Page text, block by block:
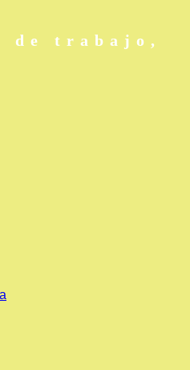
de trabajo,